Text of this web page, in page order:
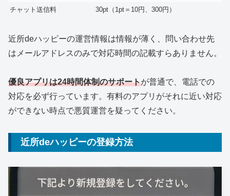
チャット送信料 30pt（1pt＝10円、300円）
近所deハッピーの運営情報は情報が薄く、問い合わせ先
はメールアドレスのみで対応時間の記載すらありません。
優良アプリは24時間体制のサポートが普通で、電話での
対応を必ず行っています。有料のアプリがそれに近い対応
ができない時点で悪質運営を疑ってください。
近所deハッピーの登録方法